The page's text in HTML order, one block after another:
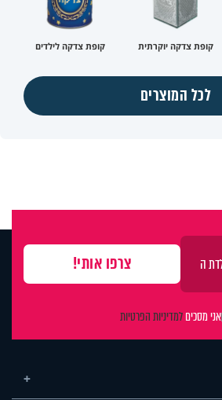
קופת צדקה יוקרתית קופת צדקה לילדים
לכל המוצרים
אני מסכיםלמדיניות הפרטיות